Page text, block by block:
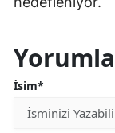
İsim*